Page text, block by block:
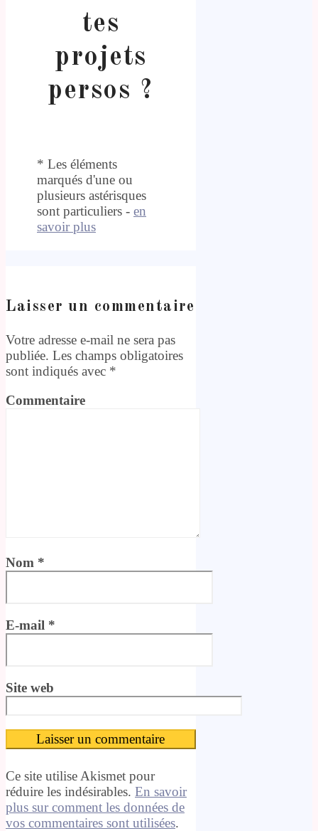
tes
projets
persos ?
* Les éléments
marqués d'une ou
plusieurs astérisques
sont particuliers - en
savoir plus
Laisser un commentaire
Votre adresse e-mail ne sera pas
publiée. Les champs obligatoires
sont indiqués avec *
Commentaire
Nom *
E-mail *
Site web
Ce site utilise Akismet pour
réduire les indésirables. En savoir
plus sur comment les données de
vos commentaires sont utilisées.